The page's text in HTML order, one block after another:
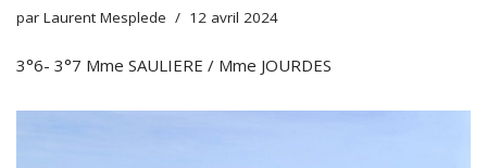
par Laurent Mesplede 12 avril 2024
3°6- 3°7 Mme SAULIERE / Mme JOURDES